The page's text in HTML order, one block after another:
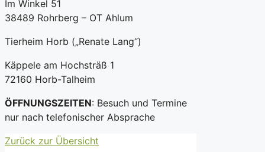
Im Winkel 51
38489 Rohrberg – OT Ahlum
Tierheim Horb („Renate Lang“)
Käppele am Hochsträß 1
72160 Horb-Talheim
ÖFFNUNGSZEITEN: Besuch und Termine
nur nach telefonischer Absprache
Zurück zur Übersicht